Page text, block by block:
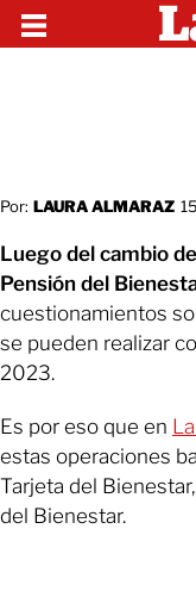
Por: LAURA ALMARAZ
Luego del cambio
Pensión del
cuestionamientos
se pueden realizar
2023.
Es por eso que en
estas operaciones
Tarjeta del
del Bienestar.